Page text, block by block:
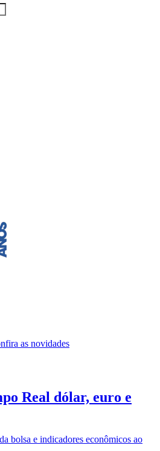
as novidades
Real dólar, euro e
bolsa e indicadores econômicos ao